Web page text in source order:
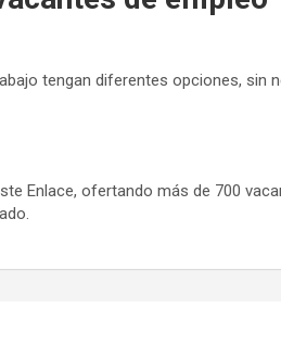
tengan diferentes opciones, sin
Enlace, ofertando más de 700